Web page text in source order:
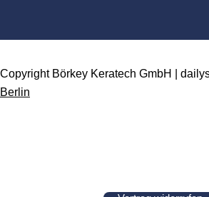
Copyright Börkey Keratech GmbH |
Berlin